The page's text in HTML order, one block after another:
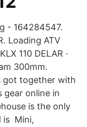
- 164284547.
Loading ATV
110 DELAR ·
300mm.
got together with
online in
is the only
is Mini,